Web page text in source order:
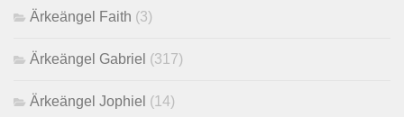
Ärkeängel Faith (3)
Ärkeängel Gabriel (317)
Ärkeängel Jophiel (14)